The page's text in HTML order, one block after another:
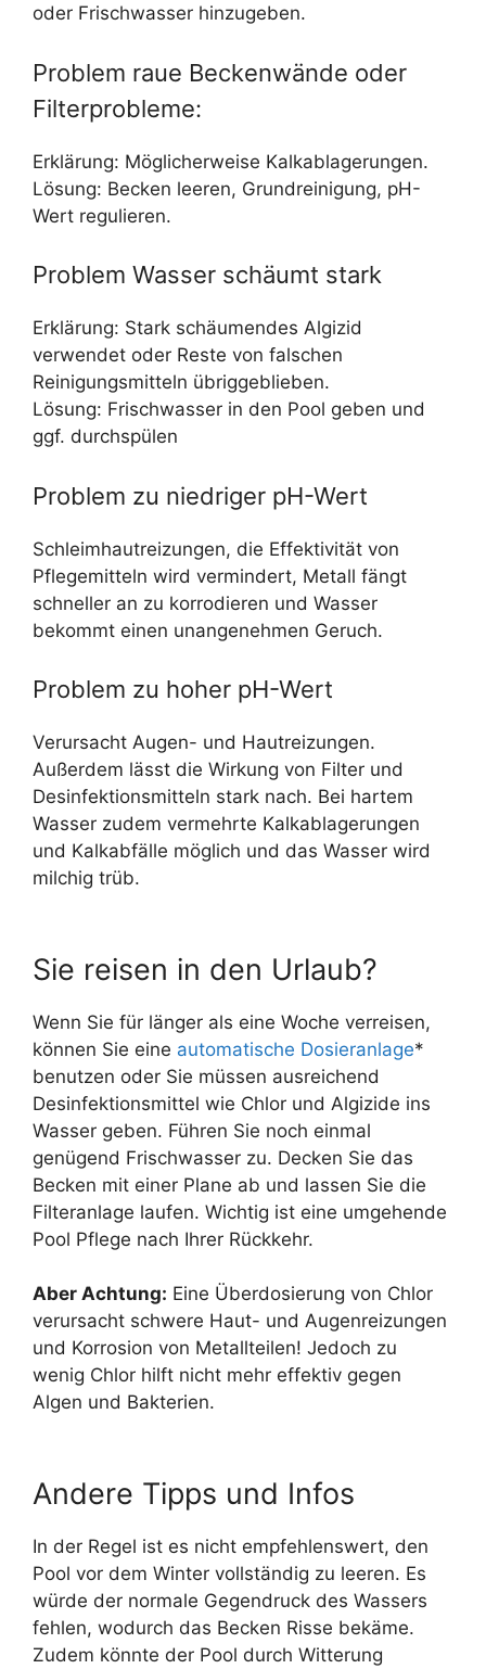
oder Frischwasser hinzugeben.
Problem raue Beckenwände oder
Filterprobleme:
Erklärung: Möglicherweise Kalkablagerungen.
Lösung: Becken leeren, Grundreinigung, pH-
Wert regulieren.
Problem Wasser schäumt stark
Erklärung: Stark schäumendes Algizid
verwendet oder Reste von falschen
Reinigungsmitteln übriggeblieben.
Lösung: Frischwasser in den Pool geben und
ggf. durchspülen
Problem zu niedriger pH-Wert
Schleimhautreizungen, die Effektivität von
Pflegemitteln wird vermindert, Metall fängt
schneller an zu korrodieren und Wasser
bekommt einen unangenehmen Geruch.
Problem zu hoher pH-Wert
Verursacht Augen- und Hautreizungen.
Außerdem lässt die Wirkung von Filter und
Desinfektionsmitteln stark nach. Bei hartem
Wasser zudem vermehrte Kalkablagerungen
und Kalkabfälle möglich und das Wasser wird
milchig trüb.
Sie reisen in den Urlaub?
Wenn Sie für länger als eine Woche verreisen,
können Sie eine automatische Dosieranlage*
benutzen oder Sie müssen ausreichend
Desinfektionsmittel wie Chlor und Algizide ins
Wasser geben. Führen Sie noch einmal
genügend Frischwasser zu. Decken Sie das
Becken mit einer Plane ab und lassen Sie die
Filteranlage laufen. Wichtig ist eine umgehende
Pool Pflege nach Ihrer Rückkehr.
Aber Achtung: Eine Überdosierung von Chlor
verursacht schwere Haut- und Augenreizungen
und Korrosion von Metallteilen! Jedoch zu
wenig Chlor hilft nicht mehr effektiv gegen
Algen und Bakterien.
Andere Tipps und Infos
In der Regel ist es nicht empfehlenswert, den
Pool vor dem Winter vollständig zu leeren. Es
würde der normale Gegendruck des Wassers
fehlen, wodurch das Becken Risse bekäme.
Zudem könnte der Pool durch Witterung